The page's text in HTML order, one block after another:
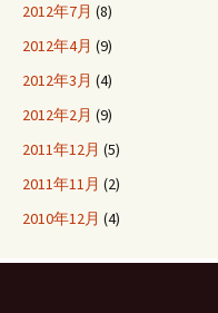
2012年7月 (8)
2012年4月 (9)
2012年3月 (4)
2012年2月 (9)
2011年12月 (5)
2011年11月 (2)
2010年12月 (4)